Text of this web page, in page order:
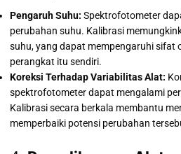
Pengaruh Suhu: Spektrofotometer
perubahan suhu. Kalibrasi
suhu, yang dapat mempengaruhi sifat
perangkat itu sendiri.
Koreksi Terhadap Variabilitas Alat:
spektrofotometer dapat mengalami
Kalibrasi secara berkala membantu
memperbaiki potensi perubahan